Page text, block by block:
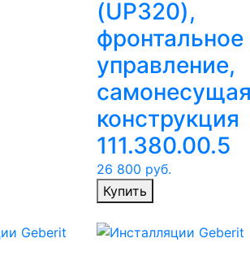
(UP320),
фронтальное
управление,
конструкция
111.380.00.5
26 800 руб.
Купить